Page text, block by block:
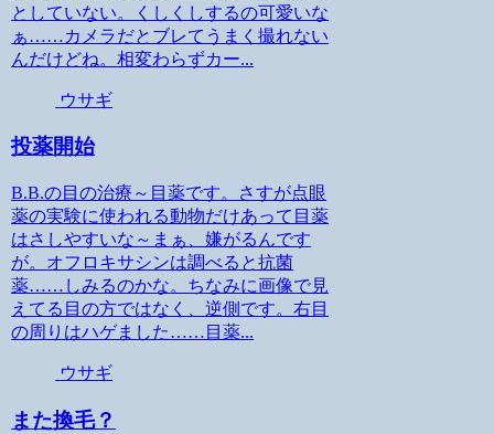
としていない。くしくしするの可愛いな
ぁ……カメラだとブレてうまく撮れない
んだけどね。相変わらずカー...
ウサギ
投薬開始
B.B.の目の治療～目薬です。さすが点眼
薬の実験に使われる動物だけあって目薬
はさしやすいな～まぁ、嫌がるんです
が。オフロキサシンは調べると抗菌
薬……しみるのかな。ちなみに画像で見
えてる目の方ではなく、逆側です。右目
の周りはハゲました……目薬...
ウサギ
また換毛？